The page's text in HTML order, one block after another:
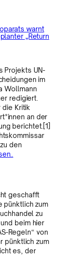
warnt
„Return
Projekts UN-
im
Wollmann
redigiert.
die Kritik
an der
berichtet.[1]
den
geschafft
pünktlich zum
zu
beim hier
Regeln“ von
pünktlich zum
es, der